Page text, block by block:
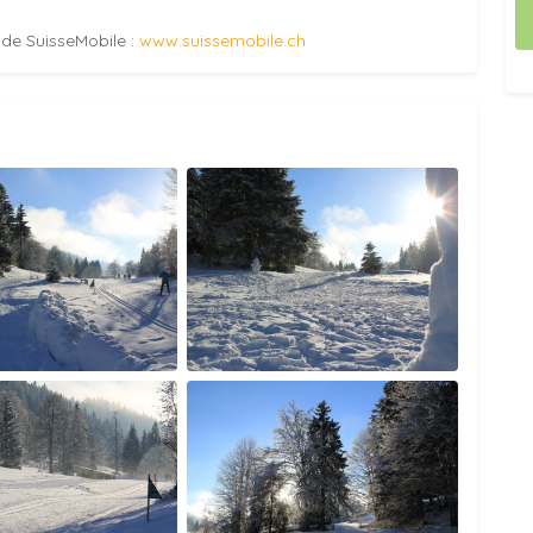
SuisseMobile : www.suissemobile.ch